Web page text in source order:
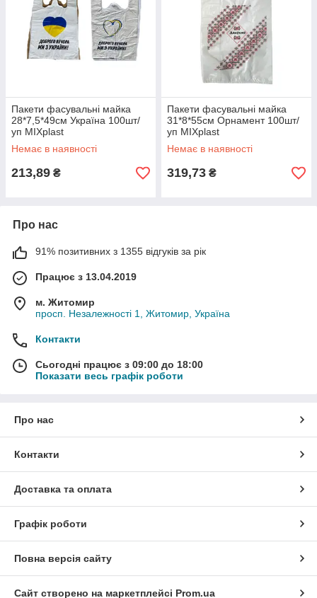
Пакети фасувальні майка
28*7,5*49см Україна 100шт/
уп MIXplast
Немає в наявності
213,89 ₴
Пакети фасувальні майка
31*8*55см Орнамент 100шт/
уп MIXplast
Немає в наявності
319,73 ₴
Про нас
91% позитивних з 1355 відгуків за рік
Працює з 13.04.2019
м. Житомир
просп. Незалежності 1, Житомир, Україна
Контакти
Сьогодні працює з 09:00 до 18:00
Показати весь графік роботи
Про нас
Контакти
Доставка та оплата
Графік роботи
Повна версія сайту
Сайт створено на маркетплейсі Prom.ua